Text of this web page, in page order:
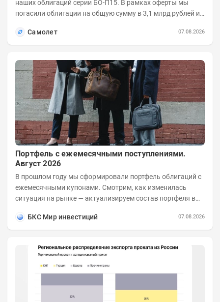
наших облигаций серии БО-П15. В рамках оферты мы
погасили облигации на общую сумму в 3,1 млрд рублей из
Самолет
07.08.2026
Портфель с ежемесячными поступлениями.
Август 2026
В прошлом году мы сформировали портфель облигаций с
ежемесячными купонами. Смотрим, как изменилась
ситуация на рынке — актуализируем состав портфеля в
БКС Мир инвестиций
07.08.2026